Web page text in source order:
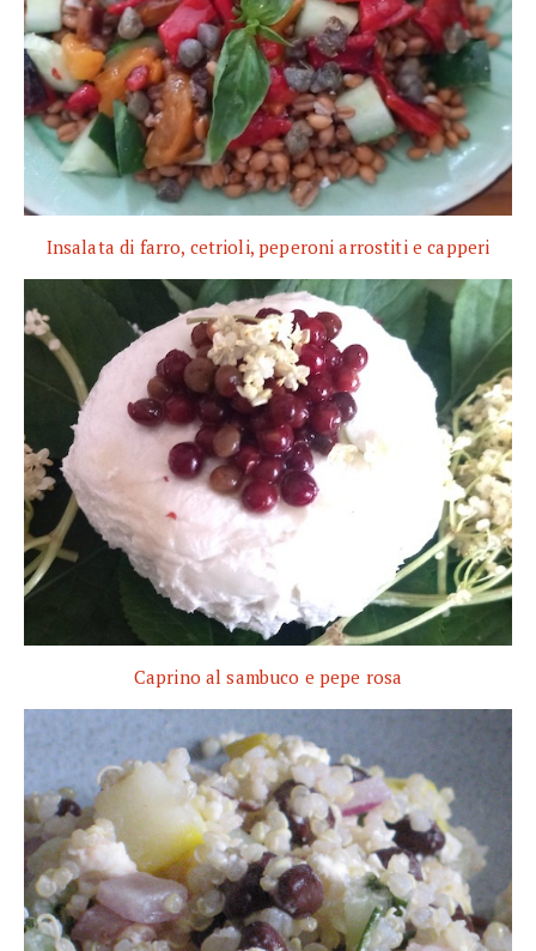
Insalata di farro, cetrioli, peperoni arrostiti e capperi
Caprino al sambuco e pepe rosa